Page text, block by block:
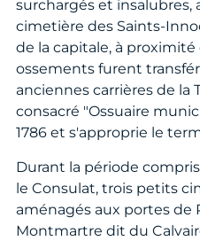
surchargés et insalubres,
cimetière des Saints-
de la capitale, à proximité
ossements furent
anciennes carrières de la
consacré "Ossuaire
1786 et s'approprie le
Durant la période
le Consulat, trois petits
aménagés aux portes de
Montmartre dit du